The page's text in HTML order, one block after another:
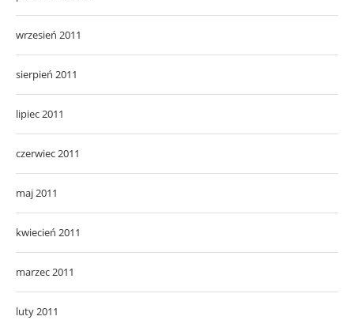
wrzesień 2011
sierpień 2011
lipiec 2011
czerwiec 2011
maj 2011
kwiecień 2011
marzec 2011
luty 2011